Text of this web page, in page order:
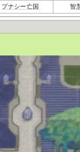
プナシー亡国
智